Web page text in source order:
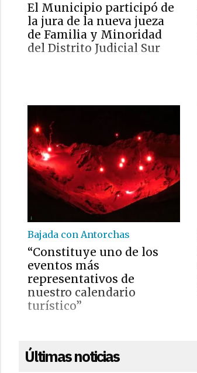
El Municipio participó de
la jura de la nueva jueza
de Familia y Minoridad
del Distrito Judicial Sur
Bajada con Antorchas
“Constituye uno de los
eventos más
representativos de
nuestro calendario
turístico”
Últimas noticias